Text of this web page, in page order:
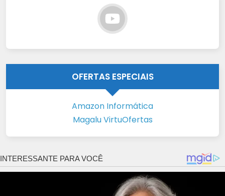
OFERTAS ESPECIAIS
Amazon Informática
Magalu VirtuOfertas